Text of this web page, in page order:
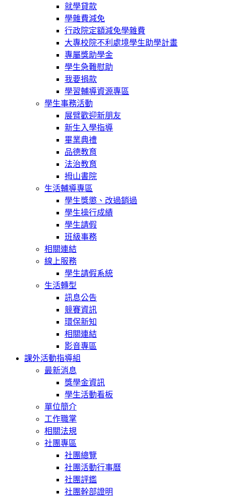
就學貸款
學雜費減免
行政院定額減免學雜費
大專校院不利處境學生助學計畫
專屬獎助學金
學生急難慰助
我要捐款
學習輔導資源專區
學生事務活動
展臂歡迎新朋友
新生入學指導
畢業典禮
品德教育
法治教育
拇山書院
生活輔導專區
學生獎懲、改過銷過
學生操行成績
學生請假
班級事務
相關連結
線上服務
學生請假系統
生活轉型
訊息公告
競賽資訊
環保新知
相關連結
影音專區
課外活動指導組
最新消息
獎學金資訊
學生活動看板
單位簡介
工作職掌
相關法規
社團專區
社團總覽
社團活動行事曆
社團評鑑
社團幹部證明